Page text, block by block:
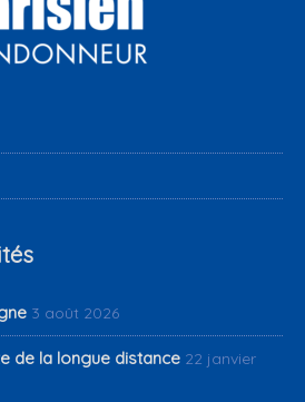
3 août 2026
de la longue distance 22 janvier